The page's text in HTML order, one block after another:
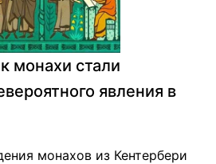
монахи стали
явления в
монахов из Кентербери